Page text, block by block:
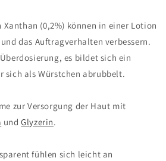
Xanthan (0,2%) können in einer Lotion
das Auftragverhalten verbessern.
es bildet sich ein
sich als Würstchen abrubbelt.
zur Versorgung der Haut mit
undGlyzerin.
fühlen sich leicht an